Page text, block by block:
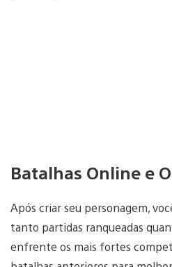
Batalhas Online e
Após criar seu personagem,
tanto partidas ranqueadas
enfrente os mais fortes